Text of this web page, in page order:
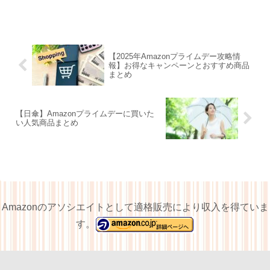
【2025年Amazonプライムデー攻略情
報】お得なキャンペーンとおすすめ商品
まとめ
【日傘】Amazonプライムデーに買いた
い人気商品まとめ
Amazonのアソシエイトとして適格販売により収入を得ていま
す。